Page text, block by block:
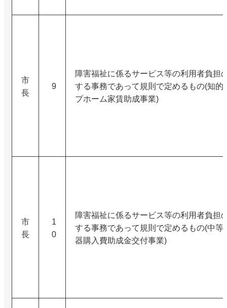
市
長
9
障害福祉に係るサービス等の利用者負担
する事務であって規則で定めるもの(知的
プホーム家賃助成事業)
市
長
1
0
障害福祉に係るサービス等の利用者負担
する事務であって規則で定めるもの(中等
器購入費助成金交付事業)